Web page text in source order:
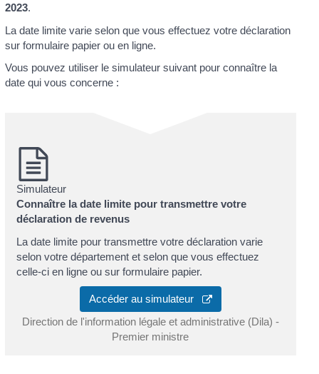
2023.
La date limite varie selon que vous effectuez votre déclaration
sur formulaire papier ou en ligne.
Vous pouvez utiliser le simulateur suivant pour connaître la
date qui vous concerne :
Simulateur
Connaître la date limite pour transmettre votre
déclaration de revenus
La date limite pour transmettre votre déclaration varie
selon votre département et selon que vous effectuez
celle-ci en ligne ou sur formulaire papier.
Accéder au simulateur
Direction de l'information légale et administrative (Dila) -
Premier ministre